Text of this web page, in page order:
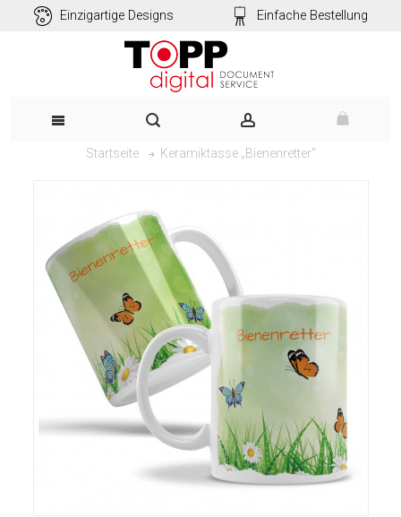
Einzigartige Designs Einfache Bestellung
Startseite Keramiktasse „Bienenretter"